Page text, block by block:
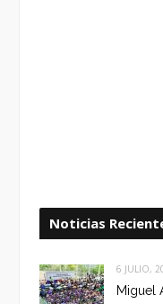
Noticias
6 JULIO,
Miguel